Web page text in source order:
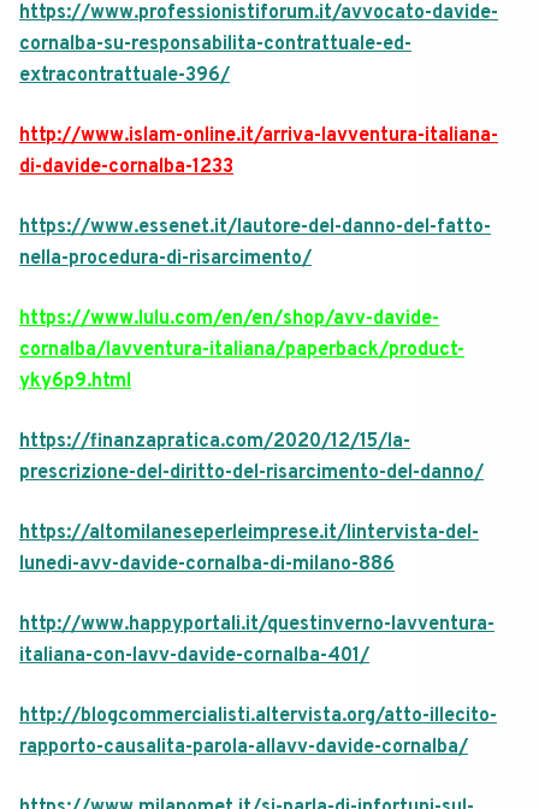
https://www.professionistiforum.it/avvocato-davide-
cornalba-su-responsabilita-contrattuale-ed-
extracontrattuale-396/
http://www.islam-online.it/arriva-lavventura-italiana-
di-davide-cornalba-1233
https://www.essenet.it/lautore-del-danno-del-fatto-
nella-procedura-di-risarcimento/
https://www.lulu.com/en/en/shop/avv-davide-
cornalba/lavventura-italiana/paperback/product-
yky6p9.html
https://finanzapratica.com/2020/12/15/la-
prescrizione-del-diritto-del-risarcimento-del-danno/
https://altomilaneseperleimprese.it/lintervista-del-
lunedi-avv-davide-cornalba-di-milano-886
http://www.happyportali.it/questinverno-lavventura-
italiana-con-lavv-davide-cornalba-401/
http://blogcommercialisti.altervista.org/atto-illecito-
rapporto-causalita-parola-allavv-davide-cornalba/